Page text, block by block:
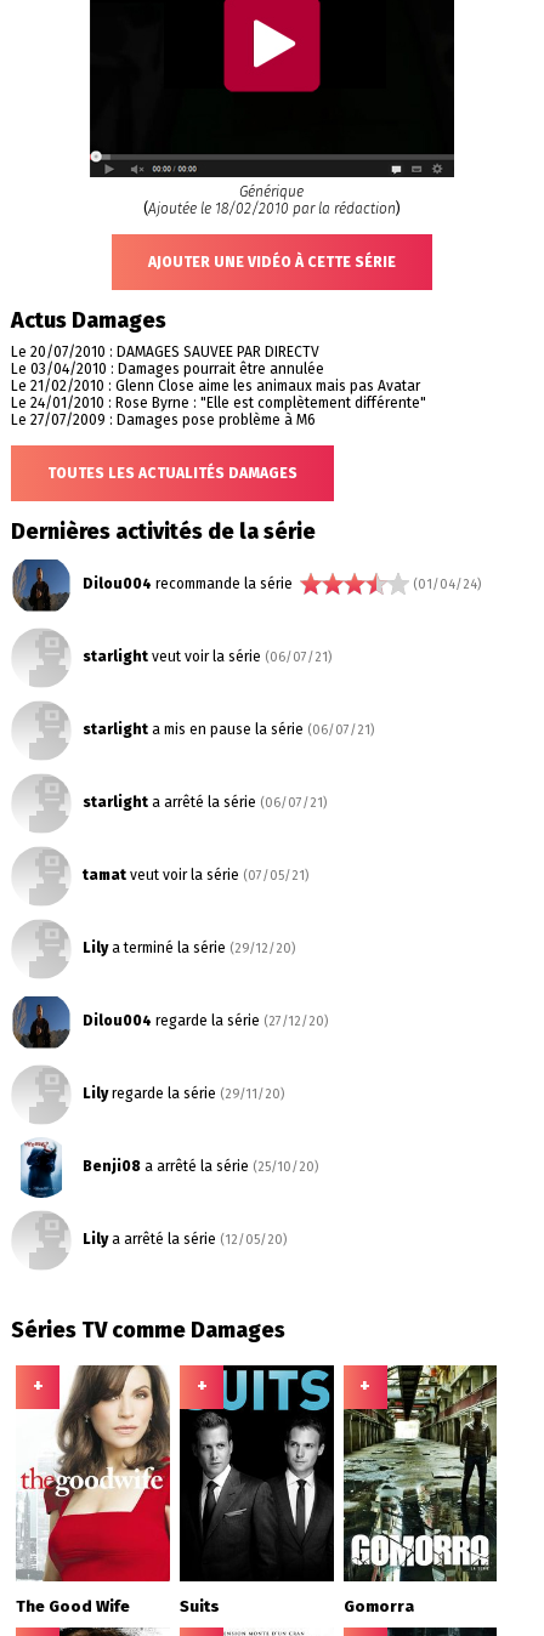
Générique
(Ajoutée le 18/02/2010 par la rédaction)
AJOUTER UNE VIDÉO À CETTE SÉRIE
Actus Damages
Le 20/07/2010 : DAMAGES SAUVEE PAR DIRECTV
Le 03/04/2010 : Damages pourrait être annulée
Le 21/02/2010 : Glenn Close aime les animaux mais pas Avatar
Le 24/01/2010 : Rose Byrne : "Elle est complètement différente"
Le 27/07/2009 : Damages pose problème à M6
TOUTES LES ACTUALITÉS DAMAGES
Dernières activités de la série
Dilou004 recommande la série (01/04/24)
starlightveut voir la série (06/07/21)
starlighta mis en pause la série (06/07/21)
starlighta arrêté la série (06/07/21)
tamatveut voir la série (07/05/21)
Lilya terminé la série (29/12/20)
Dilou004 regarde la série (27/12/20)
Lilyregarde la série (29/11/20)
Benji08a arrêté la série (25/10/20)
Lilya arrêté la série (12/05/20)
Séries TV comme Damages
+
The Good Wife
+
Suits
+
Gomorra